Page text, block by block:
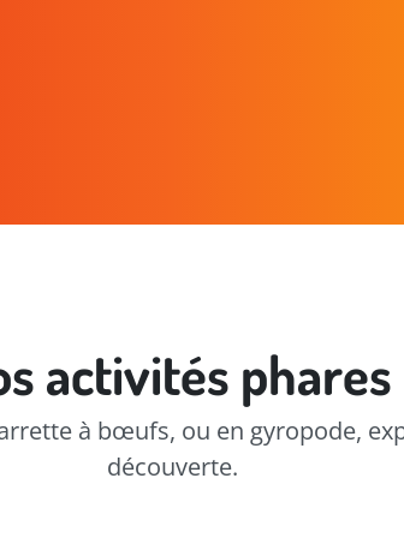
activités phares
à bœufs, ou en gyropode,
découverte.